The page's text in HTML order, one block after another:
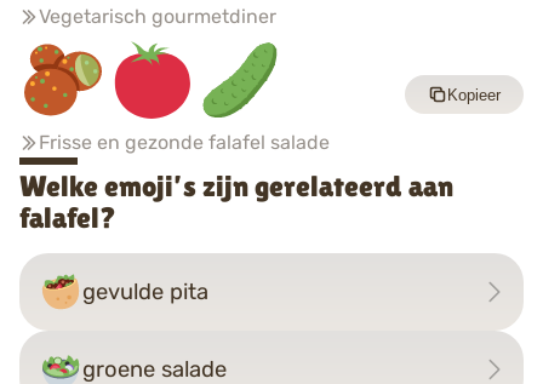
Vegetarisch gourmetdiner
Frisse en gezonde falafel salade
Kopieer
Welke emoji’s zijn gerelateerd aan
falafel?
gevulde pita
groene salade